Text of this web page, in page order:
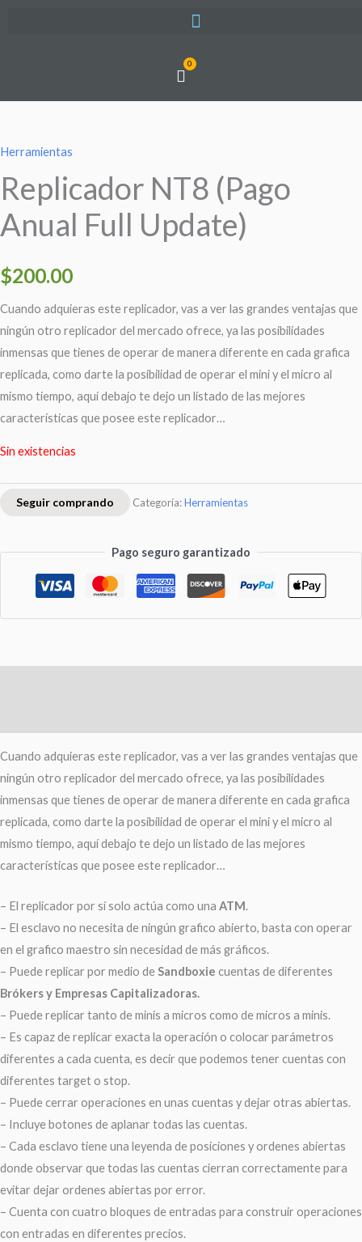
0
Cart
Herramientas
Replicador NT8 (Pago
Anual Full Update)
$200.00
Cuando adquieras este replicador, vas a ver las grandes ventajas que
ningún otro replicador del mercado ofrece, ya las posibilidades
inmensas que tienes de operar de manera diferente en cada grafica
replicada, como darte la posibilidad de operar el mini y el micro al
mismo tiempo, aquí debajo te dejo un listado de las mejores
características que posee este replicador…
Sin existencias
Seguir comprando Categoría:Herramientas
Pago seguro garantizado
Cuando adquieras este replicador, vas a ver las grandes ventajas que
ningún otro replicador del mercado ofrece, ya las posibilidades
inmensas que tienes de operar de manera diferente en cada grafica
replicada, como darte la posibilidad de operar el mini y el micro al
mismo tiempo, aquí debajo te dejo un listado de las mejores
características que posee este replicador…
– El replicador por sí solo actúa como una ATM.
– El esclavo no necesita de ningún grafico abierto, basta con operar
en el grafico maestro sin necesidad de más gráficos.
– Puede replicar por medio deSandboxie cuentas de diferentes
Brókers y Empresas Capitalizadoras.
– Puede replicar tanto de minis a micros como de micros a minis.
– Es capaz de replicar exacta la operación o colocar parámetros
diferentes a cada cuenta, es decir que podemos tener cuentas con
diferentes target o stop.
– Puede cerrar operaciones en unas cuentas y dejar otras abiertas.
– Incluye botones de aplanar todas las cuentas.
– Cada esclavo tiene una leyenda de posiciones y ordenes abiertas
donde observar que todas las cuentas cierran correctamente para
evitar dejar ordenes abiertas por error.
– Cuenta con cuatro bloques de entradas para construir operaciones
con entradas en diferentes precios.